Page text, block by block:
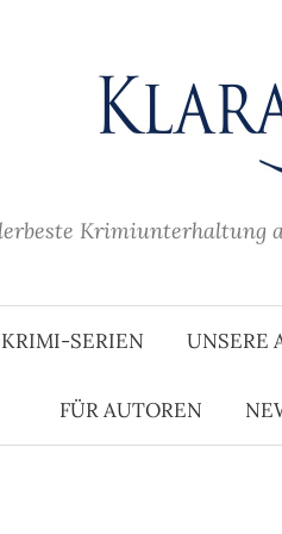
Krimiunterhaltung
SERIEN UNSERE
FÜR AUTOREN